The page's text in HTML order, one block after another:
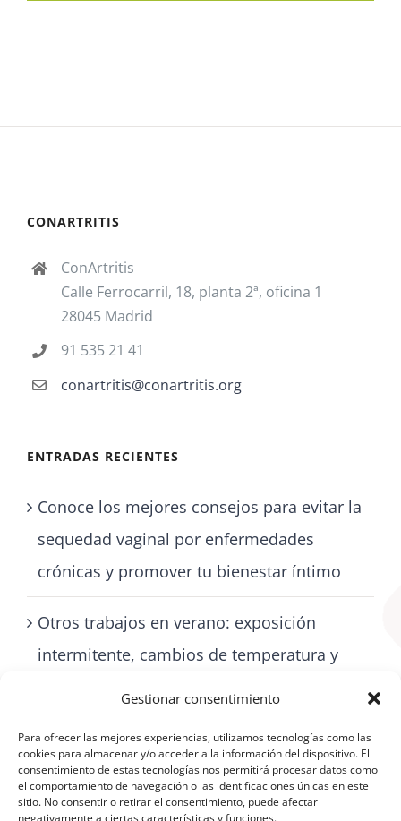
Gestionar consentimiento
Para ofrecer las mejores experiencias, utilizamos tecnologías como las
cookies para almacenar y/o acceder a la información del dispositivo. El
consentimiento de estas tecnologías nos permitirá procesar datos como
el comportamiento de navegación o las identificaciones únicas en este
sitio. No consentir o retirar el consentimiento, puede afectar
negativamente a ciertas características y funciones.
CONARTRITIS
ConArtritis
Calle Ferrocarril, 18, planta 2ª, oficina 1
28045 Madrid
91 535 21 41
conartritis@conartritis.org
ENTRADAS RECIENTES
Conoce los mejores consejos para evitar la
sequedad vaginal por enfermedades
crónicas y promover tu bienestar íntimo
Otros trabajos en verano: exposición
intermitente, cambios de temperatura y